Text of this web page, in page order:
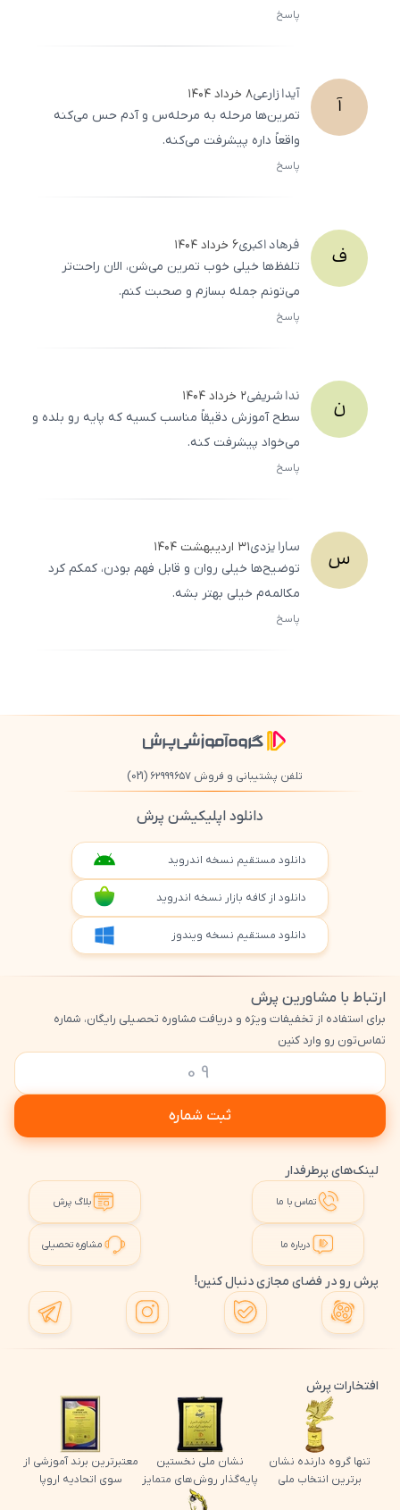
پاسخ
آ آیدازارعی۸ خرداد ۱۴۰۴
تمرین‌ها مرحله به مرحله‌س و آدم حس می‌کنه
واقعاً داره پیشرفت می‌کنه.
پاسخ
ف فرهاداکبری۶ خرداد ۱۴۰۴
تلفظ‌ها خیلی خوب تمرین می‌شن، الان راحت‌تر
می‌تونم جمله بسازم و صحبت کنم.
پاسخ
ن نداشریفی۲ خرداد ۱۴۰۴
سطح آموزش دقیقاً مناسب کسیه که پایه رو بلده و
می‌خواد پیشرفت کنه.
پاسخ
س سارایزدی۳۱ اردیبهشت ۱۴۰۴
توضیح‌ها خیلی روان و قابل فهم بودن، کمکم کرد
مکالمه‌م خیلی بهتر بشه.
پاسخ
تلفن پشتیبانی و فروش ۶۲۹۹۹۶۵۷ (021)
دانلود اپلیکیشن پرش
دانلود مستقیم نسخه اندروید
دانلود از کافه بازار نسخه اندروید
دانلود مستقیم نسخه ویندوز
ارتباط با مشاورین پرش
برای استفاده از تخفیفات ویژه و دریافت مشاوره تحصیلی رایگان، شماره
تماس‌تون رو وارد کنین
ثبت شماره
لینک‌های پرطرفدار
تماس با ما بلاگ پرش
درباره ما مشاوره تحصیلی
پرش رو در فضای مجازی دنبال کنین!
افتخارات پرش
تنها گروه دارنده نشان
برترین انتخاب ملی
نشان ملی نخستین
پایه‌گذار روش‌های متمایز
معتبرترین برند آموزشی از
سوی اتحادیه اروپا